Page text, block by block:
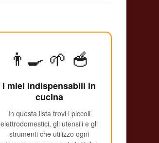
👨‍🍳 🌱 🥣
I miei indispensabili in
cucina
In questa lista trovi i piccoli
elettrodomestici, gli utensili e gli
strumenti che utilizzo ogni